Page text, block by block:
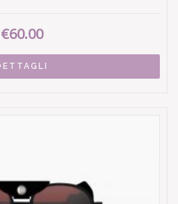
€60.00